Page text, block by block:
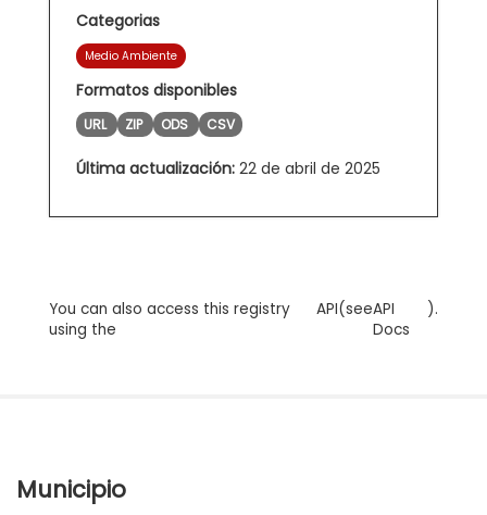
Categorias
Medio Ambiente
Formatos disponibles
URL ZIP ODS CSV
Última actualización: 22 de abril de 2025
You can also access this registry
using the
API(seeAPI
Docs
).
Municipio